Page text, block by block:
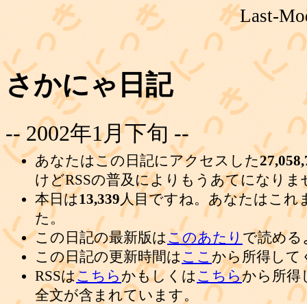
Last-
さかにゃ日記
-- 2002年1月下旬 --
あなたはこの日記にアクセスした
けどRSSの普及によりもうあてになりま
本日は13,339人目ですね。あなたはこれ
た。
この日記の最新版はこのあたり で読める
この日記の更新時間はここ から所得して
RSSはこちら かもしくはこちらから所得
全文が含まれています。